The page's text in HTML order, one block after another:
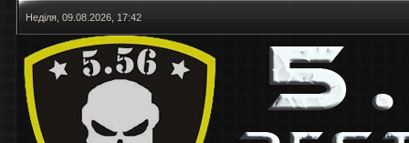
Неділя, 09.08.2026, 17:42